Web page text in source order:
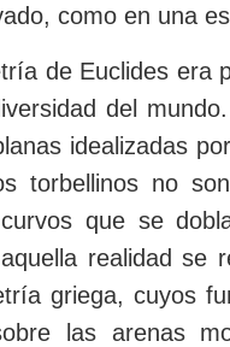
como en una
de Euclides era
del
idealizadas
torbellinos no
que se
realidad se
griega, cuyos
las arenas